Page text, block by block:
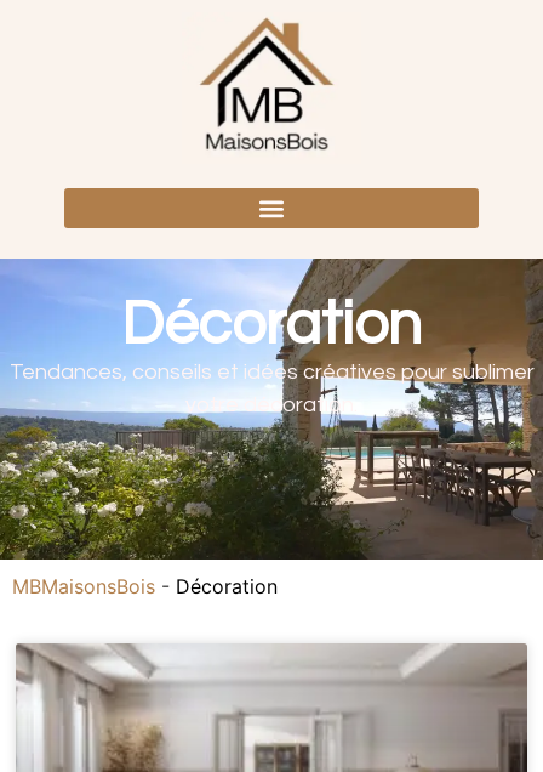
Décoration
Tendances, conseils et idées créatives pour sublimer
votre décoration.
MBMaisonsBois - Décoration